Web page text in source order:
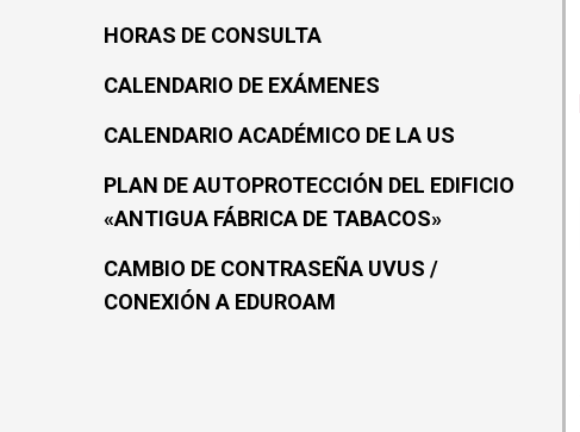
HORAS DE CONSULTA
CALENDARIO DE EXÁMENES
CALENDARIO ACADÉMICO DE LA US
PLAN DE AUTOPROTECCIÓN DEL EDIFICIO
«ANTIGUA FÁBRICA DE TABACOS»
CAMBIO DE CONTRASEÑA UVUS /
CONEXIÓN A EDUROAM